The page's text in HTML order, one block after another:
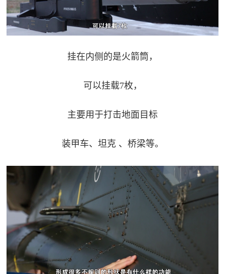
挂在内侧的是火箭筒，
可以挂载7枚，
主要用于打击地面目标
装甲车、坦克 、桥梁等。